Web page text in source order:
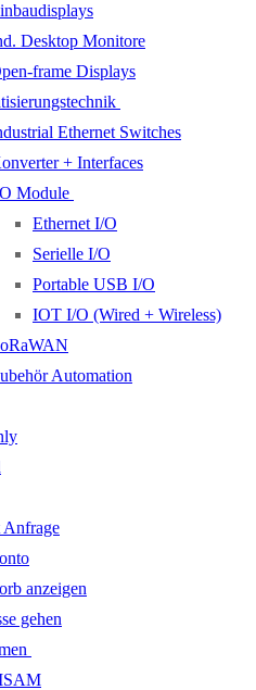
Desktop Monitore
frame Displays
Ethernet Switches
+ Interfaces
Module
Ethernet I/O
Serielle I/O
Portable USB I/O
IOT I/O (Wired + Wireless)
Automation
Anfrage
anzeigen
gehen